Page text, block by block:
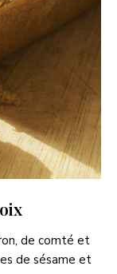
de comté et
de sésame et